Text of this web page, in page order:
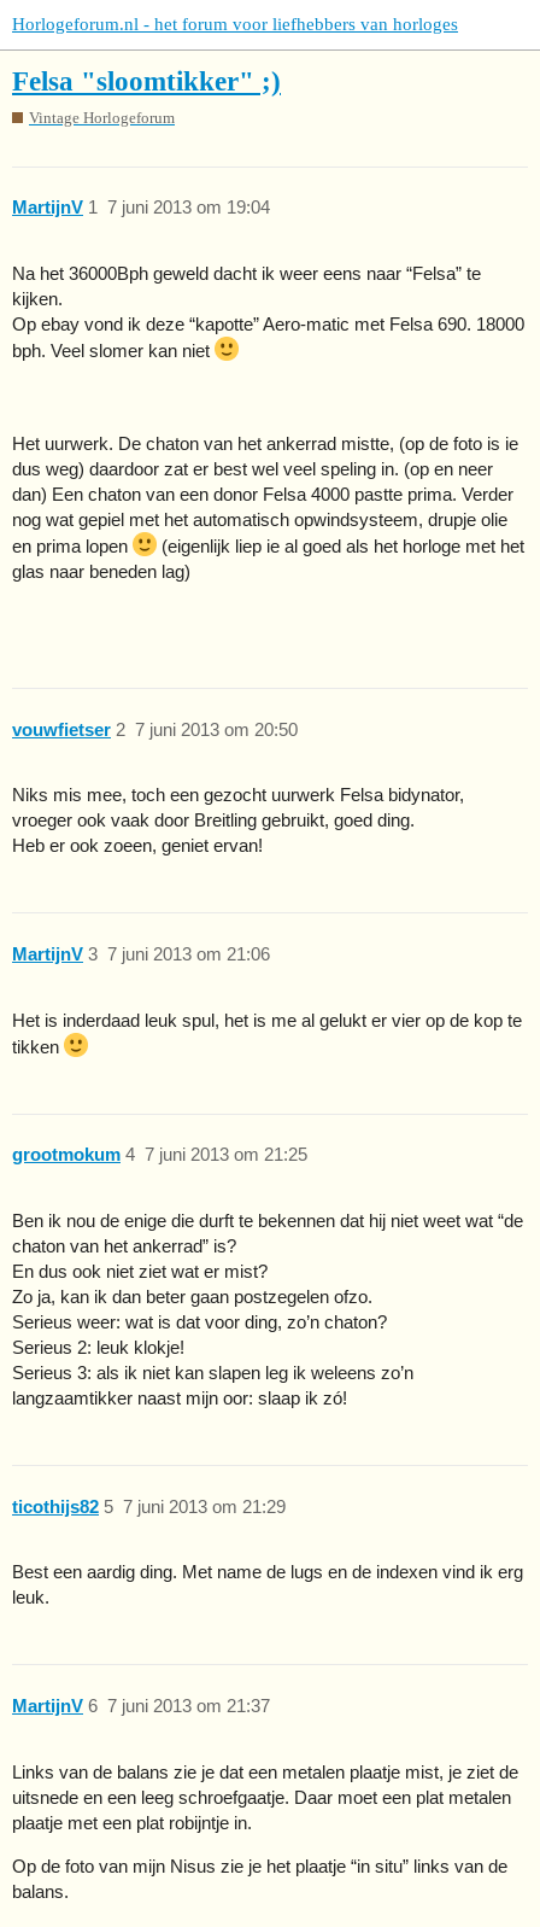
Horlogeforum.nl - het forum voor liefhebbers van horloges
Felsa "sloomtikker" ;)
Vintage Horlogeforum
MartijnV 7 juni 2013 om 19:04
1
Na het 36000Bph geweld dacht ik weer eens naar “Felsa” te
kijken.
Op ebay vond ik deze “kapotte” Aero-matic met Felsa 690. 18000
bph. Veel slomer kan niet
Het uurwerk. De chaton van het ankerrad mistte, (op de foto is ie
dus weg) daardoor zat er best wel veel speling in. (op en neer
dan) Een chaton van een donor Felsa 4000 pastte prima. Verder
nog wat gepiel met het automatisch opwindsysteem, drupje olie
en prima lopen
(eigenlijk liep ie al goed als het horloge met het
glas naar beneden lag)
vouwfietser 7 juni 2013 om 20:50
2
Niks mis mee, toch een gezocht uurwerk Felsa bidynator,
vroeger ook vaak door Breitling gebruikt, goed ding.
Heb er ook zoeen, geniet ervan!
MartijnV 7 juni 2013 om 21:06
3
Het is inderdaad leuk spul, het is me al gelukt er vier op de kop te
tikken
grootmokum 7 juni 2013 om 21:25
4
Ben ik nou de enige die durft te bekennen dat hij niet weet wat “de
chaton van het ankerrad” is?
En dus ook niet ziet wat er mist?
Zo ja, kan ik dan beter gaan postzegelen ofzo.
Serieus weer: wat is dat voor ding, zo’n chaton?
Serieus 2: leuk klokje!
Serieus 3: als ik niet kan slapen leg ik weleens zo’n
langzaamtikker naast mijn oor: slaap ik zó!
ticothijs82 7 juni 2013 om 21:29
5
Best een aardig ding. Met name de lugs en de indexen vind ik erg
leuk.
MartijnV 7 juni 2013 om 21:37
6
Links van de balans zie je dat een metalen plaatje mist, je ziet de
uitsnede en een leeg schroefgaatje. Daar moet een plat metalen
plaatje met een plat robijntje in.
Op de foto van mijn Nisus zie je het plaatje “in situ” links van de
balans.